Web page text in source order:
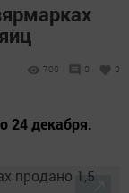
700 0 0
24 декабря.